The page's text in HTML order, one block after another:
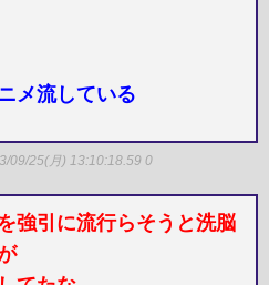
メ流している
09/25(月) 13:10:18.59 0
強引に流行らそうと洗脳